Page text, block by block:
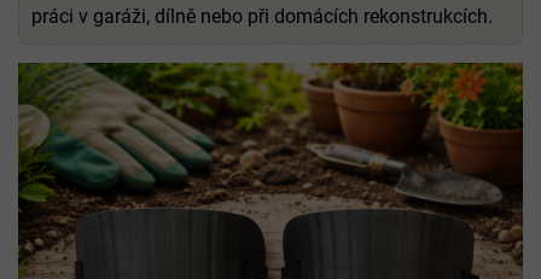
práci v garáži, dílně nebo při domácích rekonstrukcích.